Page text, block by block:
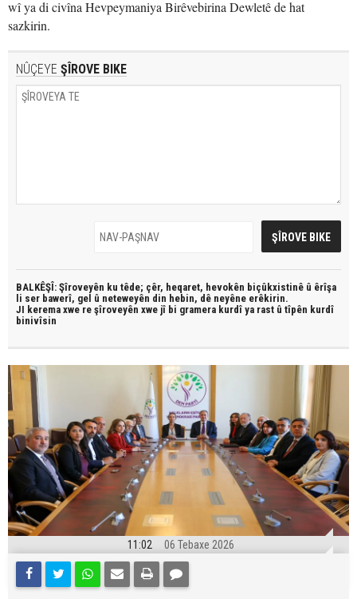
wî ya di civîna Hevpeymaniya Birêvebirina Dewletê de hat
sazkirin.
NÛÇEYE ŞÎROVE BIKE
BALKÊŞÎ: Şîroveyên ku têde; çêr, heqaret, hevokên biçûkxistinê û êrîşa
li ser bawerî, gel û neteweyên din hebin, dê neyêne erêkirin.
JI kerema xwe re şîroveyên xwe jî bi gramera kurdî ya rast û tîpên kurdî
binivîsin
11:02 06 Tebaxe 2026